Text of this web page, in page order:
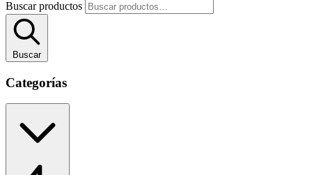
Buscar productos
Buscar
Categorías